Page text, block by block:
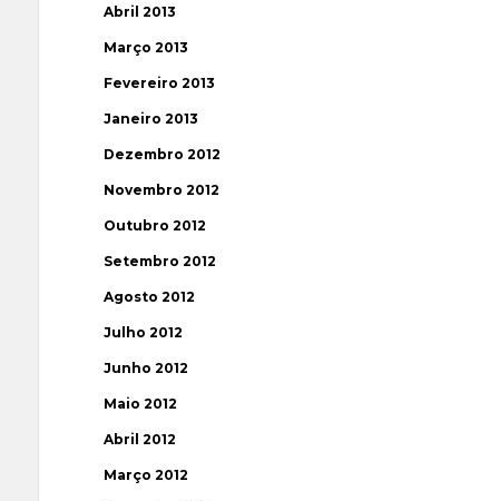
Abril 2013
Março 2013
Fevereiro 2013
Janeiro 2013
Dezembro 2012
Novembro 2012
Outubro 2012
Setembro 2012
Agosto 2012
Julho 2012
Junho 2012
Maio 2012
Abril 2012
Março 2012